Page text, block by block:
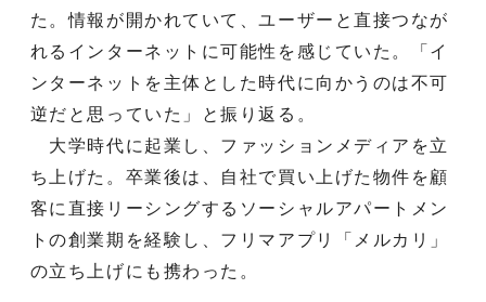
た。情報が開かれていて、ユーザーと直接つなが
れるインターネットに可能性を感じていた。「イ
ンターネットを主体とした時代に向かうのは不可
逆だと思っていた」と振り返る。
大学時代に起業し、ファッションメディアを立
ち上げた。卒業後は、自社で買い上げた物件を顧
客に直接リーシングするソーシャルアパートメン
トの創業期を経験し、フリマアプリ「メルカリ」
の立ち上げにも携わった。